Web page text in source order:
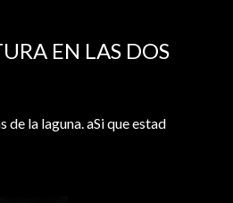
EN LAS DOS
de la laguna. aSi que estad